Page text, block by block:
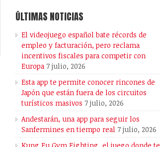
ÚLTIMAS NOTICIAS
El videojuego español bate récords de
empleo y facturación, pero reclama
incentivos fiscales para competir con
Europa 7 julio, 2026
Esta app te permite conocer rincones de
Japón que están fuera de los circuitos
turísticos masivos 7 julio, 2026
Andestarán, una app para seguir los
Sanfermines en tiempo real 7 julio, 2026
Kung Fu Gym Fighting, el juego donde te